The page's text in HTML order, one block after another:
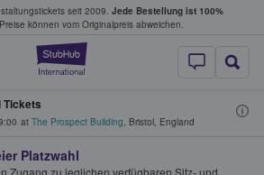
seit 2009. Jede Bestellung ist 100%
Preise können vom Originalpreis abweichen.
StubHub - Wo
& verkaufen
Tickets
at The Prospect Building, Bristol, England
Platzwahl
Zugang zu jeglichen verfügbaren Sitz- und